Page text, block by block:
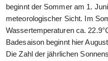
beginnt der Sommer am 1.
meteorologischer Sicht. Im
Wassertemperaturen ca.
Badesaison beginnt hier
Die Zahl der jährlichen